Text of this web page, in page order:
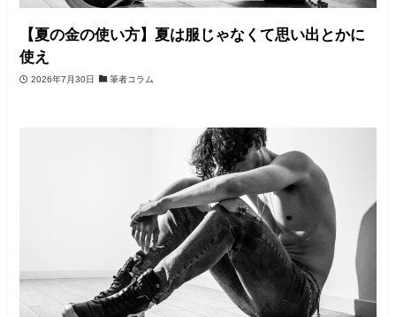
【夏の金の使い方】夏は服じゃなくて思い出とかに
使え
2026年7月30日 筆者コラム